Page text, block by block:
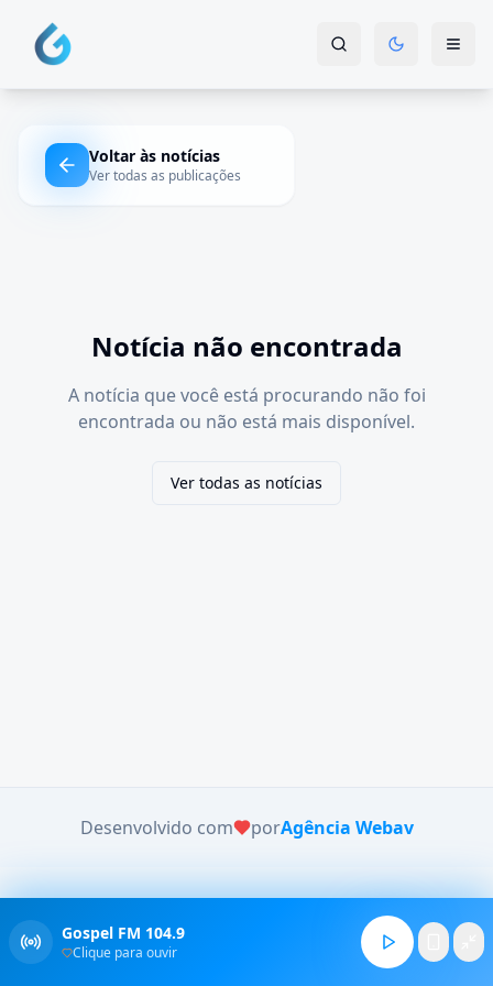
Voltar às notícias
Ver todas as publicações
Notícia não encontrada
A notícia que você está procurando não foi
encontrada ou não está mais disponível.
Ver todas as notícias
Desenvolvido com porAgência Webav
Gospel FM 104.9
Clique para ouvir